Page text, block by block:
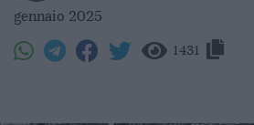
gennaio 2025
1431